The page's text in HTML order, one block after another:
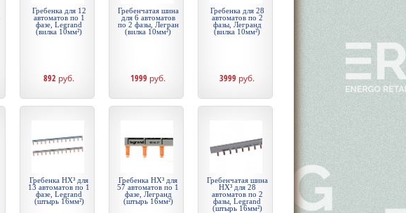
Гребенка для 12
автоматов по 1
фазе, Legrand
(вилка 10мм²)
892 руб.
Гребенчатая шина
для 6 автоматов
по 2 фазы, Легран
(вилка 10мм²)
1999 руб.
Гребенка для 28
автоматов по 2
фазы, Легранд
(вилка 10мм²)
3999 руб.
Гребенка HX³ для
13 автоматов по 1
фазе, Legrand
(штырь 16мм²)
Гребенка HX³ для
57 автоматов по 1
фазе, Легранд
(штырь 16мм²)
Гребенчатая шина
HX³ для 28
автоматов по 2
фазы, Legrand
(штырь 16мм²)